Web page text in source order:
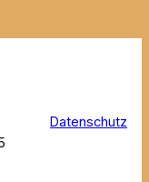
Datenschutz